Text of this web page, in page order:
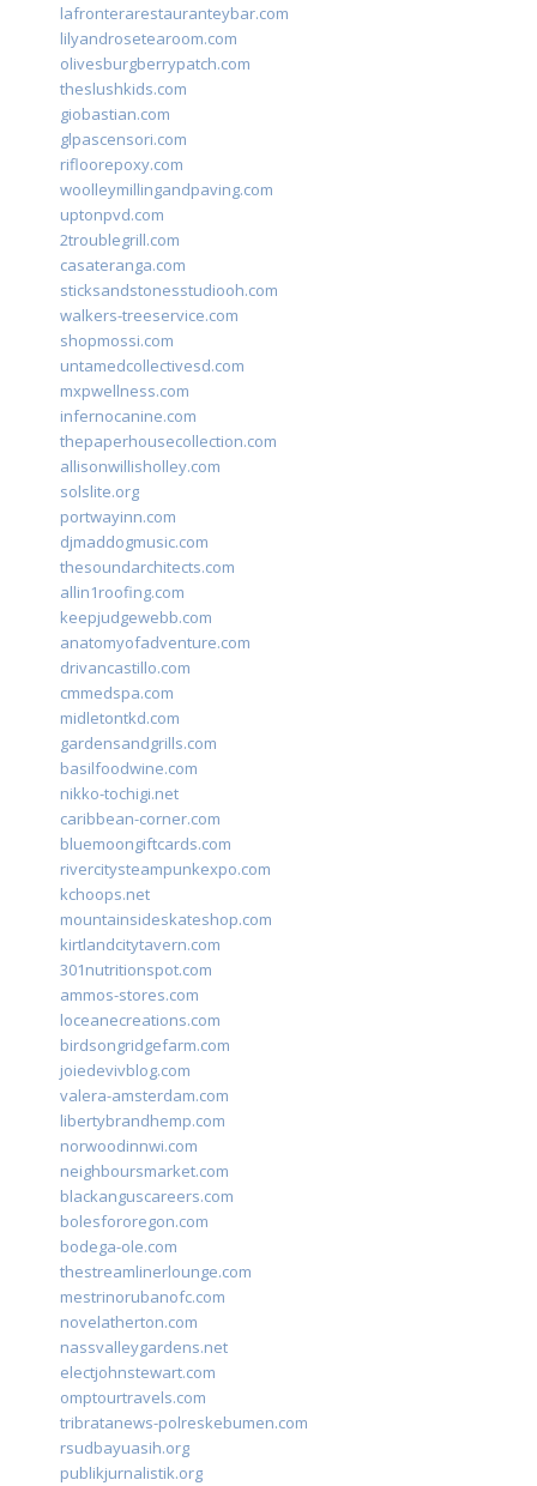
lafronterarestauranteybar.com
lilyandrosetearoom.com
olivesburgberrypatch.com
theslushkids.com
giobastian.com
glpascensori.com
rifloorepoxy.com
woolleymillingandpaving.com
uptonpvd.com
2troublegrill.com
casateranga.com
sticksandstonesstudiooh.com
walkers-treeservice.com
shopmossi.com
untamedcollectivesd.com
mxpwellness.com
infernocanine.com
thepaperhousecollection.com
allisonwillisholley.com
solslite.org
portwayinn.com
djmaddogmusic.com
thesoundarchitects.com
allin1roofing.com
keepjudgewebb.com
anatomyofadventure.com
drivancastillo.com
cmmedspa.com
midletontkd.com
gardensandgrills.com
basilfoodwine.com
nikko-tochigi.net
caribbean-corner.com
bluemoongiftcards.com
rivercitysteampunkexpo.com
kchoops.net
mountainsideskateshop.com
kirtlandcitytavern.com
301nutritionspot.com
ammos-stores.com
loceanecreations.com
birdsongridgefarm.com
joiedevivblog.com
valera-amsterdam.com
libertybrandhemp.com
norwoodinnwi.com
neighboursmarket.com
blackanguscareers.com
bolesfororegon.com
bodega-ole.com
thestreamlinerlounge.com
mestrinorubanofc.com
novelatherton.com
nassvalleygardens.net
electjohnstewart.com
omptourtravels.com
tribratanews-polreskebumen.com
rsudbayuasih.org
publikjurnalistik.org